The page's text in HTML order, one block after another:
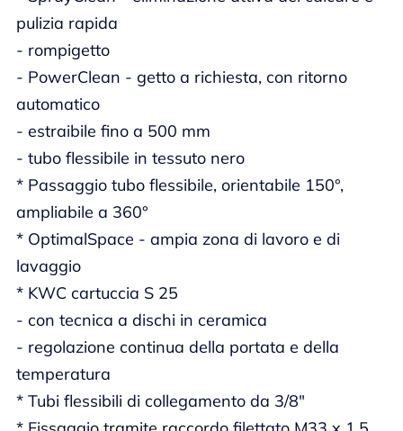
pulizia rapida
- rompigetto
- PowerClean - getto a richiesta, con ritorno
automatico
- estraibile fino a 500 mm
- tubo flessibile in tessuto nero
* Passaggio tubo flessibile, orientabile 150°,
ampliabile a 360°
* OptimalSpace - ampia zona di lavoro e di
lavaggio
* KWC cartuccia S 25
- con tecnica a dischi in ceramica
- regolazione continua della portata e della
temperatura
* Tubi flessibili di collegamento da 3/8"